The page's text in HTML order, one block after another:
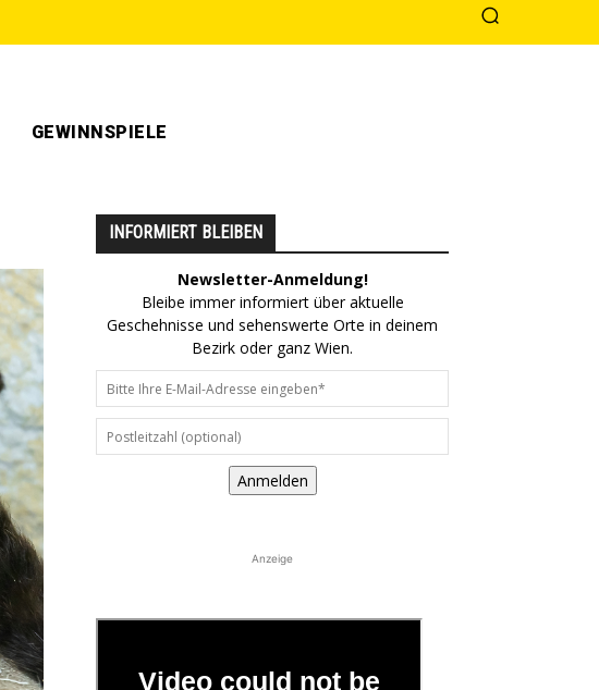
GEWINNSPIELE
INFORMIERT BLEIBEN
Newsletter-Anmeldung!
Bleibe immer informiert über aktuelle
Geschehnisse und sehenswerte Orte in deinem
Bezirk oder ganz Wien.
Anmelden
Anzeige